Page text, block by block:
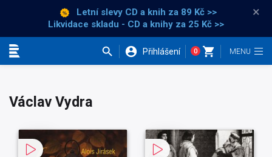
Letní slevy CD a knih za 89 Kč >>
Likvidace skladu - CD a knihy za 25 Kč >>
×
Přihlášení 0
Václav Vydra